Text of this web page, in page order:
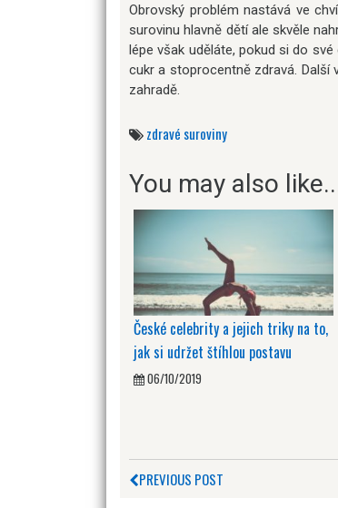
Obrovský problém nastává ve
surovinu hlavně dětí ale skvěle
lépe však uděláte, pokud si do
cukr a stoprocentně zdravá. Další
zahradě.
zdravé suroviny
You may also
České celebrity a jejich triky na to,
jak si udržet štíhlou postavu
06/10/2019
PREVIOUS POST